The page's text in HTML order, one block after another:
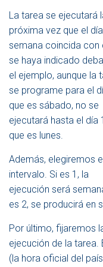
La tarea se ejecutará
próxima vez que el
semana coincida con
se haya indicado
el ejemplo, aunque la
se programe para el
que es sábado, no se
ejecutará hasta el día
que es lunes.
Además, elegiremos el
intervalo. Si es 1, la
ejecución será
es 2, se producirá en
Por último, fijaremos
ejecución de la tarea.
(la hora oficial del